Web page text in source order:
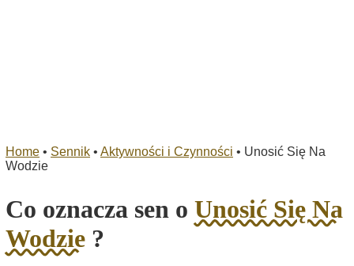
Home • Sennik • Aktywności i Czynności • Unosić Się Na
Wodzie
Co oznacza sen o Unosić Się Na
Wodzie ?